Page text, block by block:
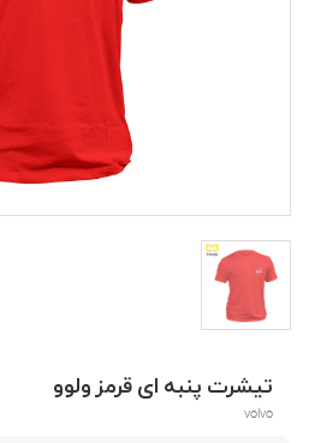
تیشرت پنبه ای قرمز ولوو
volvo